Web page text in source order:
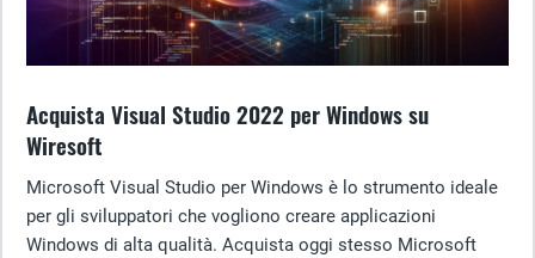
Acquista Visual Studio 2022 per Windows su
Wiresoft
Microsoft Visual Studio per Windows è lo strumento ideale
per gli sviluppatori che vogliono creare applicazioni
Windows di alta qualità. Acquista oggi stesso Microsoft